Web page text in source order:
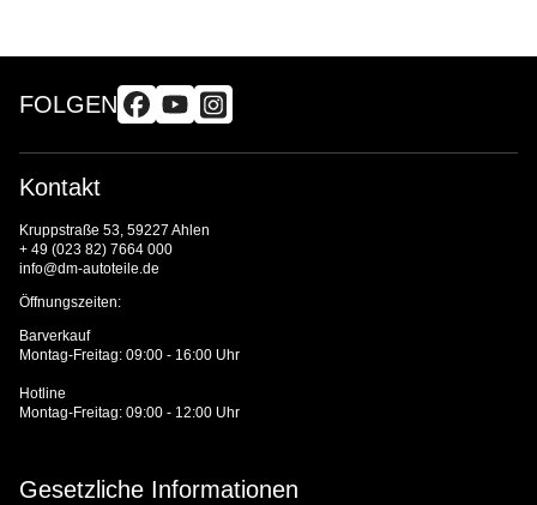
FOLGEN
Kontakt
Kruppstraße 53, 59227 Ahlen
+ 49 (023 82) 7664 000
info@dm-autoteile.de
Öffnungszeiten:
Barverkauf
Montag-Freitag: 09:00 - 16:00 Uhr
Hotline
Montag-Freitag: 09:00 - 12:00 Uhr
Gesetzliche Informationen